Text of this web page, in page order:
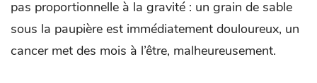
pas proportionnelle à la gravité : un grain de sable
sous la paupière est immédiatement douloureux, un
cancer met des mois à l’être, malheureusement.